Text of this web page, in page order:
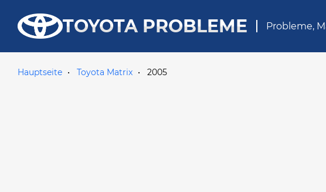
TOYOTA PROBLEME Probleme,
Hauptseite Toyota Matrix 2005